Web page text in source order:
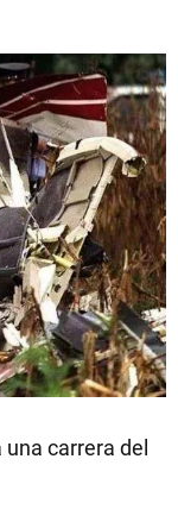
carrera del